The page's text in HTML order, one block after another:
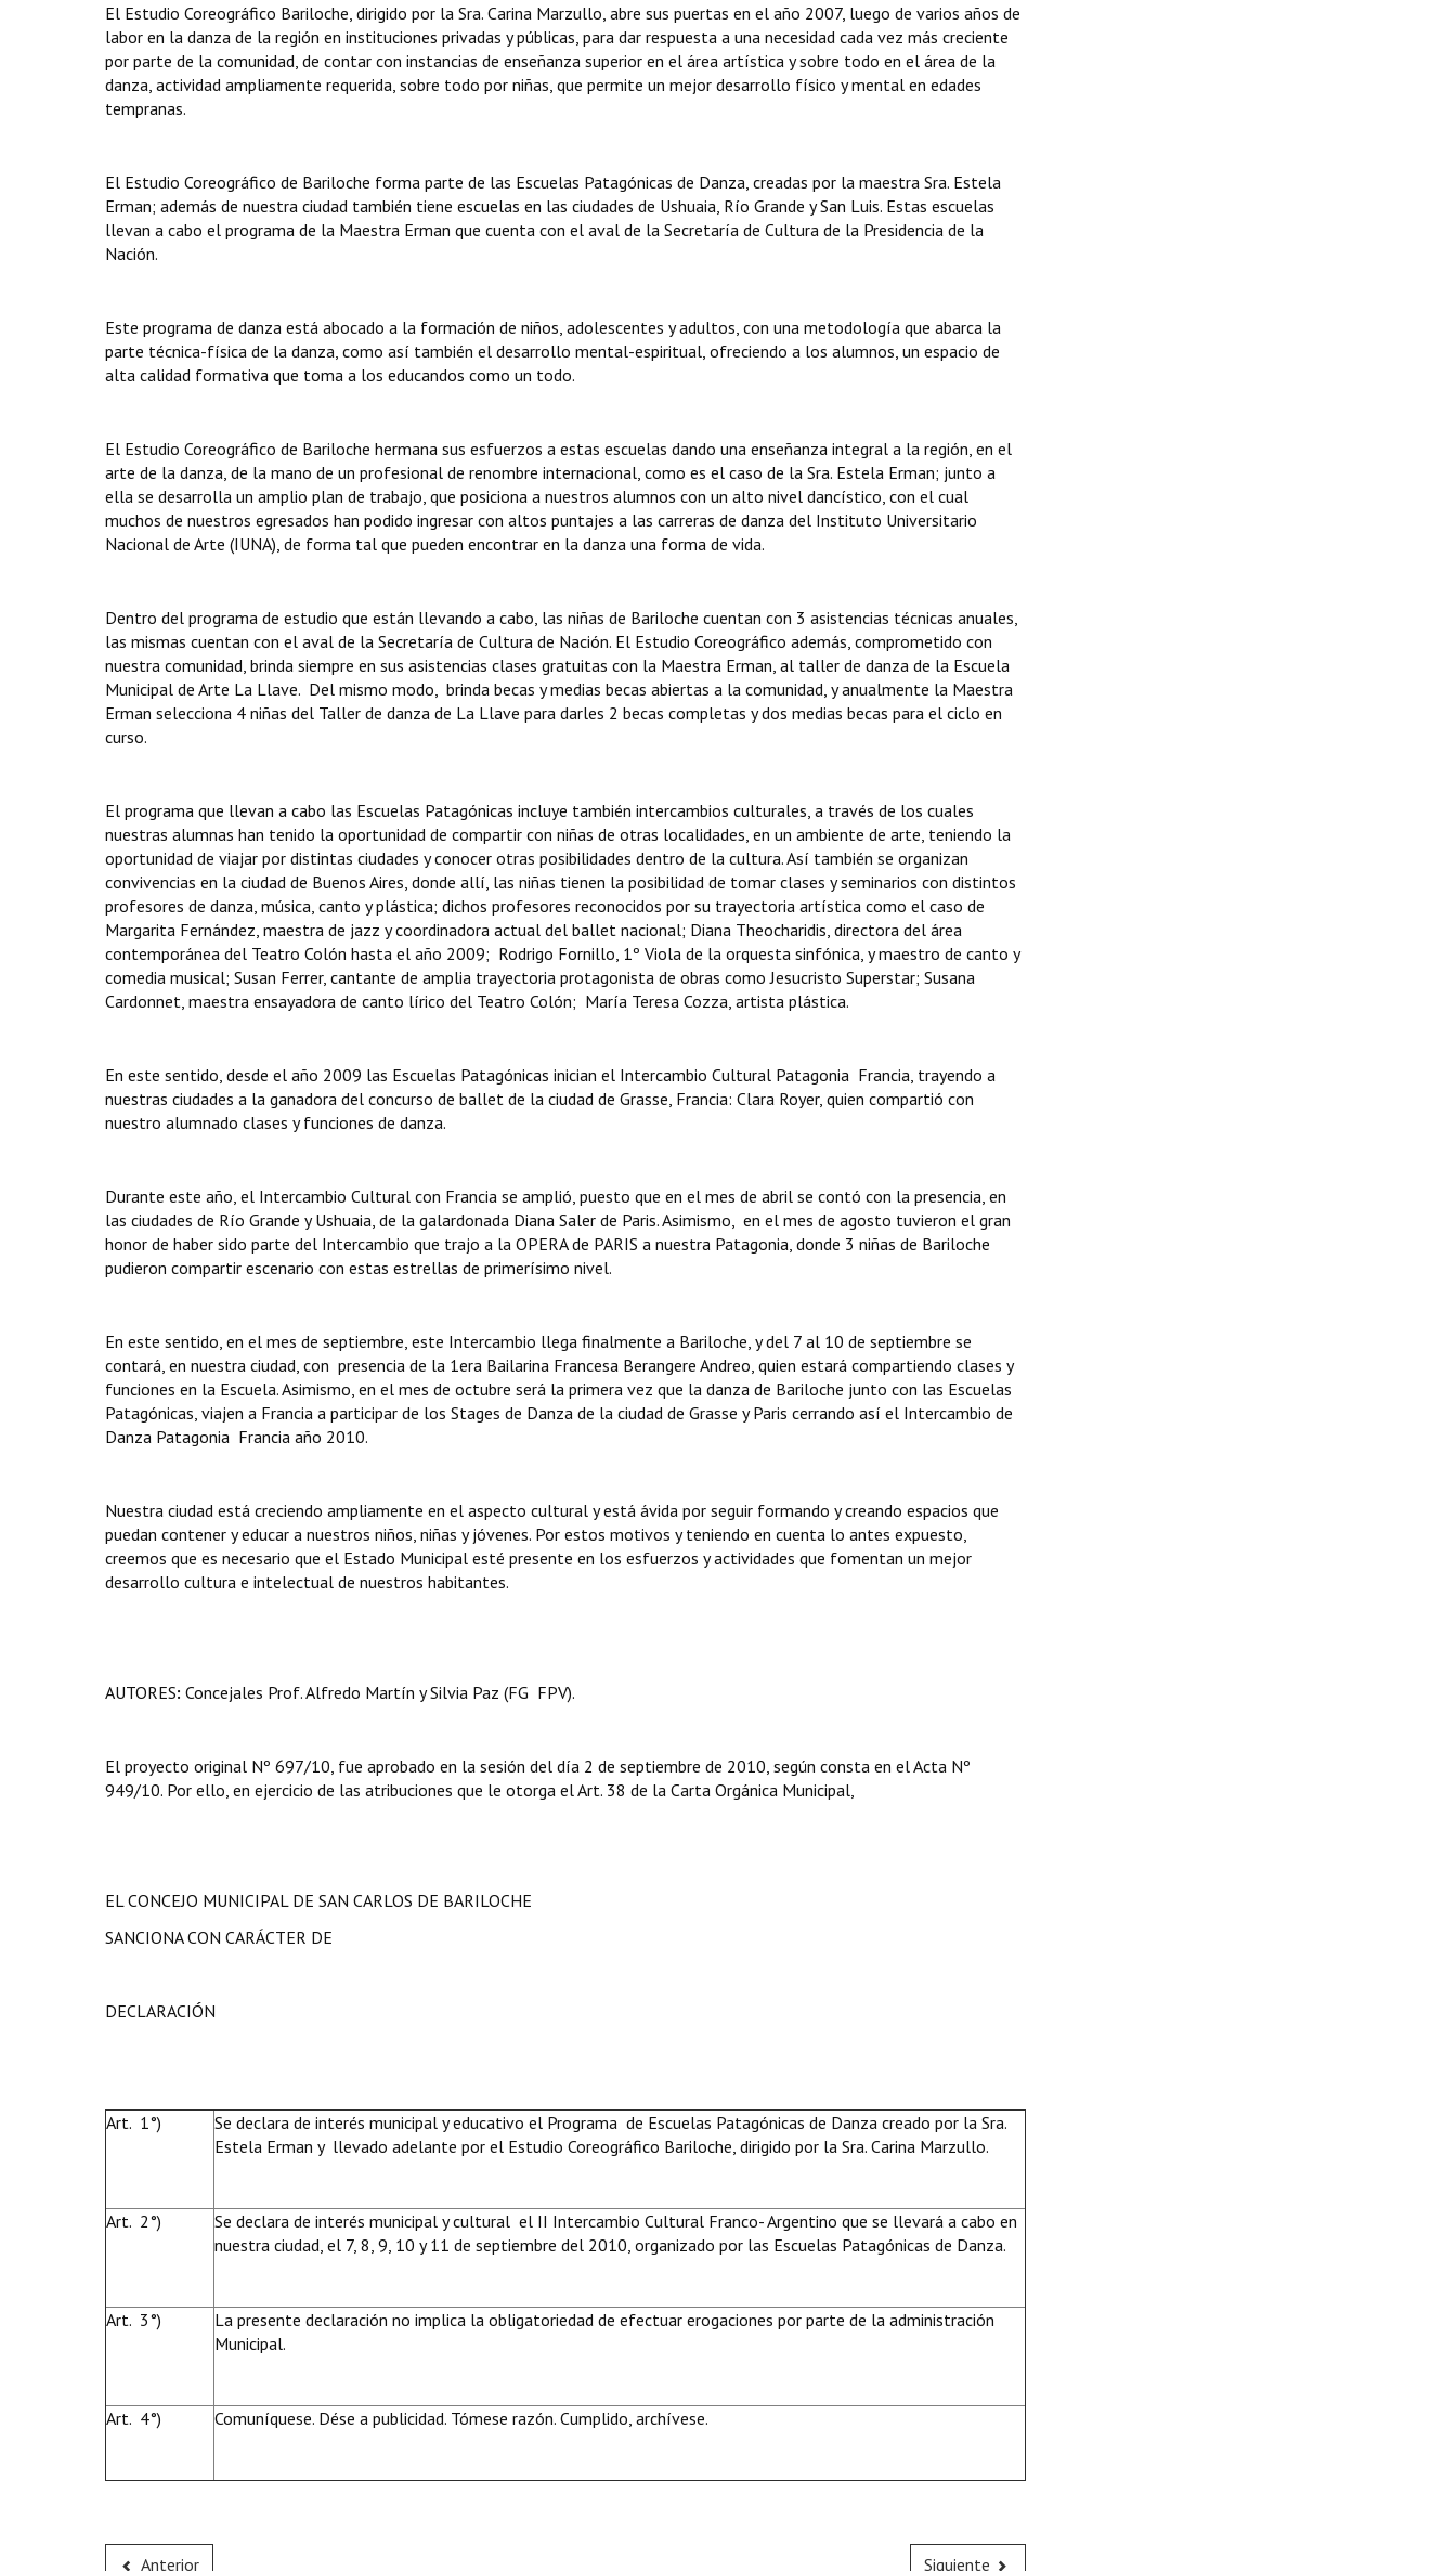
El Estudio Coreográfico Bariloche, dirigido por la Sra. Carina Marzullo, abre sus puertas en el año 2007, luego de varios años de
labor en la danza de la región en instituciones privadas y públicas, para dar respuesta a una necesidad cada vez más creciente
por parte de la comunidad, de contar con instancias de enseñanza superior en el área artística y sobre todo en el área de la
danza, actividad ampliamente requerida, sobre todo por niñas, que permite un mejor desarrollo físico y mental en edades
tempranas.
El Estudio Coreográfico de Bariloche forma parte de las Escuelas Patagónicas de Danza, creadas por la maestra Sra. Estela
Erman; además de nuestra ciudad también tiene escuelas en las ciudades de Ushuaia, Río Grande y San Luis. Estas escuelas
llevan a cabo el programa de la Maestra Erman que cuenta con el aval de la Secretaría de Cultura de la Presidencia de la
Nación.
Este programa de danza está abocado a la formación de niños, adolescentes y adultos, con una metodología que abarca la
parte técnica-física de la danza, como así también el desarrollo mental-espiritual, ofreciendo a los alumnos, un espacio de
alta calidad formativa que toma a los educandos como un todo.
El Estudio Coreográfico de Bariloche hermana sus esfuerzos a estas escuelas dando una enseñanza integral a la región, en el
arte de la danza, de la mano de un profesional de renombre internacional, como es el caso de la Sra. Estela Erman; junto a
ella se desarrolla un amplio plan de trabajo, que posiciona a nuestros alumnos con un alto nivel dancístico, con el cual
muchos de nuestros egresados han podido ingresar con altos puntajes a las carreras de danza del Instituto Universitario
Nacional de Arte (IUNA), de forma tal que pueden encontrar en la danza una forma de vida.
Dentro del programa de estudio que están llevando a cabo, las niñas de Bariloche cuentan con 3 asistencias técnicas anuales,
las mismas cuentan con el aval de la Secretaría de Cultura de Nación. El Estudio Coreográfico además, comprometido con
nuestra comunidad, brinda siempre en sus asistencias clases gratuitas con la Maestra Erman, al taller de danza de la Escuela
Municipal de Arte La Llave. Del mismo modo, brinda becas y medias becas abiertas a la comunidad, y anualmente la Maestra
Erman selecciona 4 niñas del Taller de danza de La Llave para darles 2 becas completas y dos medias becas para el ciclo en
curso.
El programa que llevan a cabo las Escuelas Patagónicas incluye también intercambios culturales, a través de los cuales
nuestras alumnas han tenido la oportunidad de compartir con niñas de otras localidades, en un ambiente de arte, teniendo la
oportunidad de viajar por distintas ciudades y conocer otras posibilidades dentro de la cultura. Así también se organizan
convivencias en la ciudad de Buenos Aires, donde allí, las niñas tienen la posibilidad de tomar clases y seminarios con distintos
profesores de danza, música, canto y plástica; dichos profesores reconocidos por su trayectoria artística como el caso de
Margarita Fernández, maestra de jazz y coordinadora actual del ballet nacional; Diana Theocharidis, directora del área
contemporánea del Teatro Colón hasta el año 2009; Rodrigo Fornillo, 1º Viola de la orquesta sinfónica, y maestro de canto y
comedia musical; Susan Ferrer, cantante de amplia trayectoria protagonista de obras como Jesucristo Superstar; Susana
Cardonnet, maestra ensayadora de canto lírico del Teatro Colón; María Teresa Cozza, artista plástica.
En este sentido, desde el año 2009 las Escuelas Patagónicas inician el Intercambio Cultural Patagonia  Francia, trayendo a
nuestras ciudades a la ganadora del concurso de ballet de la ciudad de Grasse, Francia: Clara Royer, quien compartió con
nuestro alumnado clases y funciones de danza.
Durante este año, el Intercambio Cultural con Francia se amplió, puesto que en el mes de abril se contó con la presencia, en
las ciudades de Río Grande y Ushuaia, de la galardonada Diana Saler de Paris. Asimismo, en el mes de agosto tuvieron el gran
honor de haber sido parte del Intercambio que trajo a la OPERA de PARIS a nuestra Patagonia, donde 3 niñas de Bariloche
pudieron compartir escenario con estas estrellas de primerísimo nivel.
En este sentido, en el mes de septiembre, este Intercambio llega finalmente a Bariloche, y del 7 al 10 de septiembre se
contará, en nuestra ciudad, con presencia de la 1era Bailarina Francesa Berangere Andreo, quien estará compartiendo clases y
funciones en la Escuela. Asimismo, en el mes de octubre será la primera vez que la danza de Bariloche junto con las Escuelas
Patagónicas, viajen a Francia a participar de los Stages de Danza de la ciudad de Grasse y Paris cerrando así el Intercambio de
Danza Patagonia  Francia año 2010.
Nuestra ciudad está creciendo ampliamente en el aspecto cultural y está ávida por seguir formando y creando espacios que
puedan contener y educar a nuestros niños, niñas y jóvenes. Por estos motivos y teniendo en cuenta lo antes expuesto,
creemos que es necesario que el Estado Municipal esté presente en los esfuerzos y actividades que fomentan un mejor
desarrollo cultura e intelectual de nuestros habitantes.
AUTORES: Concejales Prof. Alfredo Martín y Silvia Paz (FG  FPV).
El proyecto original Nº 697/10, fue aprobado en la sesión del día 2 de septiembre de 2010, según consta en el Acta Nº
949/10. Por ello, en ejercicio de las atribuciones que le otorga el Art. 38 de la Carta Orgánica Municipal,
EL CONCEJO MUNICIPAL DE SAN CARLOS DE BARILOCHE
SANCIONA CON CARÁCTER DE
DECLARACIÓN
Art. 1°)
Se declara de interés municipal y educativo el Programa de Escuelas Patagónicas de Danza creado por la Sra.
Estela Erman y llevado adelante por el Estudio Coreográfico Bariloche, dirigido por la Sra. Carina Marzullo.
Art. 2°)
Se declara de interés municipal y cultural el II Intercambio Cultural Franco- Argentino que se llevará a cabo en
nuestra ciudad, el 7, 8, 9, 10 y 11 de septiembre del 2010, organizado por las Escuelas Patagónicas de Danza.
Art. 3°)
La presente declaración no implica la obligatoriedad de efectuar erogaciones por parte de la administración
Municipal.
Art. 4°) Comuníquese. Dése a publicidad. Tómese razón. Cumplido, archívese.
Anterior Siguiente